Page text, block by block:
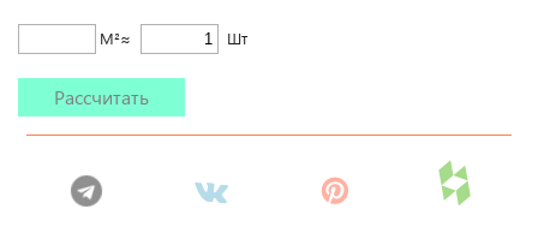
М²≈ Шт
Рассчитать